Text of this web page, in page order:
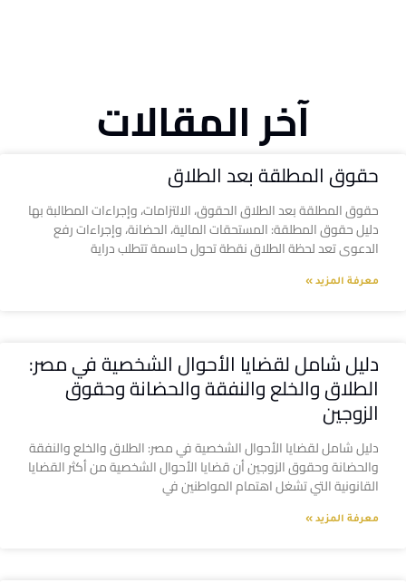
آخر المقالات
حقوق المطلقة بعد الطلاق
حقوق المطلقة بعد الطلاق الحقوق، الالتزامات، وإجراءات المطالبة بها
دليل حقوق المطلقة: المستحقات المالية، الحضانة، وإجراءات رفع
الدعوى تعد لحظة الطلاق نقطة تحول حاسمة تتطلب دراية
معرفة المزيد »
دليل شامل لقضايا الأحوال الشخصية في مصر:
الطلاق والخلع والنفقة والحضانة وحقوق
الزوجين
دليل شامل لقضايا الأحوال الشخصية في مصر: الطلاق والخلع والنفقة
والحضانة وحقوق الزوجين أن قضايا الأحوال الشخصية من أكثر القضايا
القانونية التي تشغل اهتمام المواطنين في
معرفة المزيد »